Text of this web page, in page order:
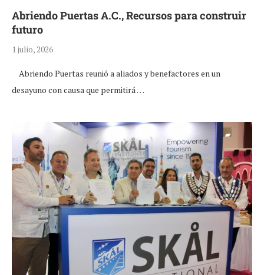
Abriendo Puertas A.C., Recursos para construir
futuro
1 julio, 2026
Abriendo Puertas reunió a aliados y benefactores en un
desayuno con causa que permitirá …